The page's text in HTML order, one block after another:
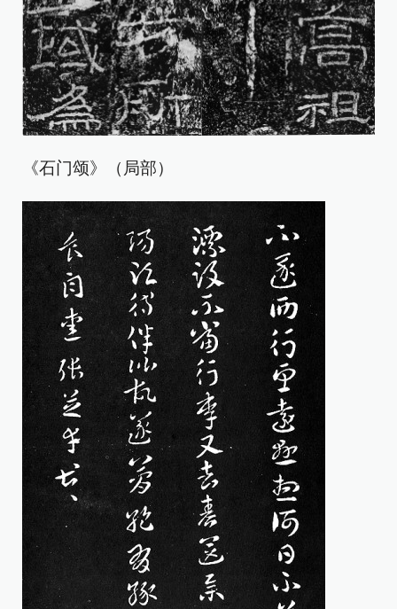
《石门颂》（局部）